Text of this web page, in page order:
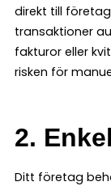
direkt till
transaktioner
fakturor eller
risken för
2.
Ditt företag